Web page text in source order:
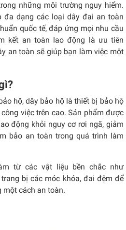
những môi trường nguy hiểm.
đa dạng các loại dây đai an toàn
quốc tế, đáp ứng mọi nhu cầu
kết an toàn lao động là ưu tiên
an toàn sẽ giúp bạn làm việc một
hộ, dây bảo hộ là thiết bị bảo hộ
việc trên cao. Sản phẩm được
động khỏi nguy cơ rơi ngã, giảm
bảo an toàn trong quá trình làm
từ các vật liệu bền chắc như
bị các móc khóa, đai đệm để
một cách an toàn.